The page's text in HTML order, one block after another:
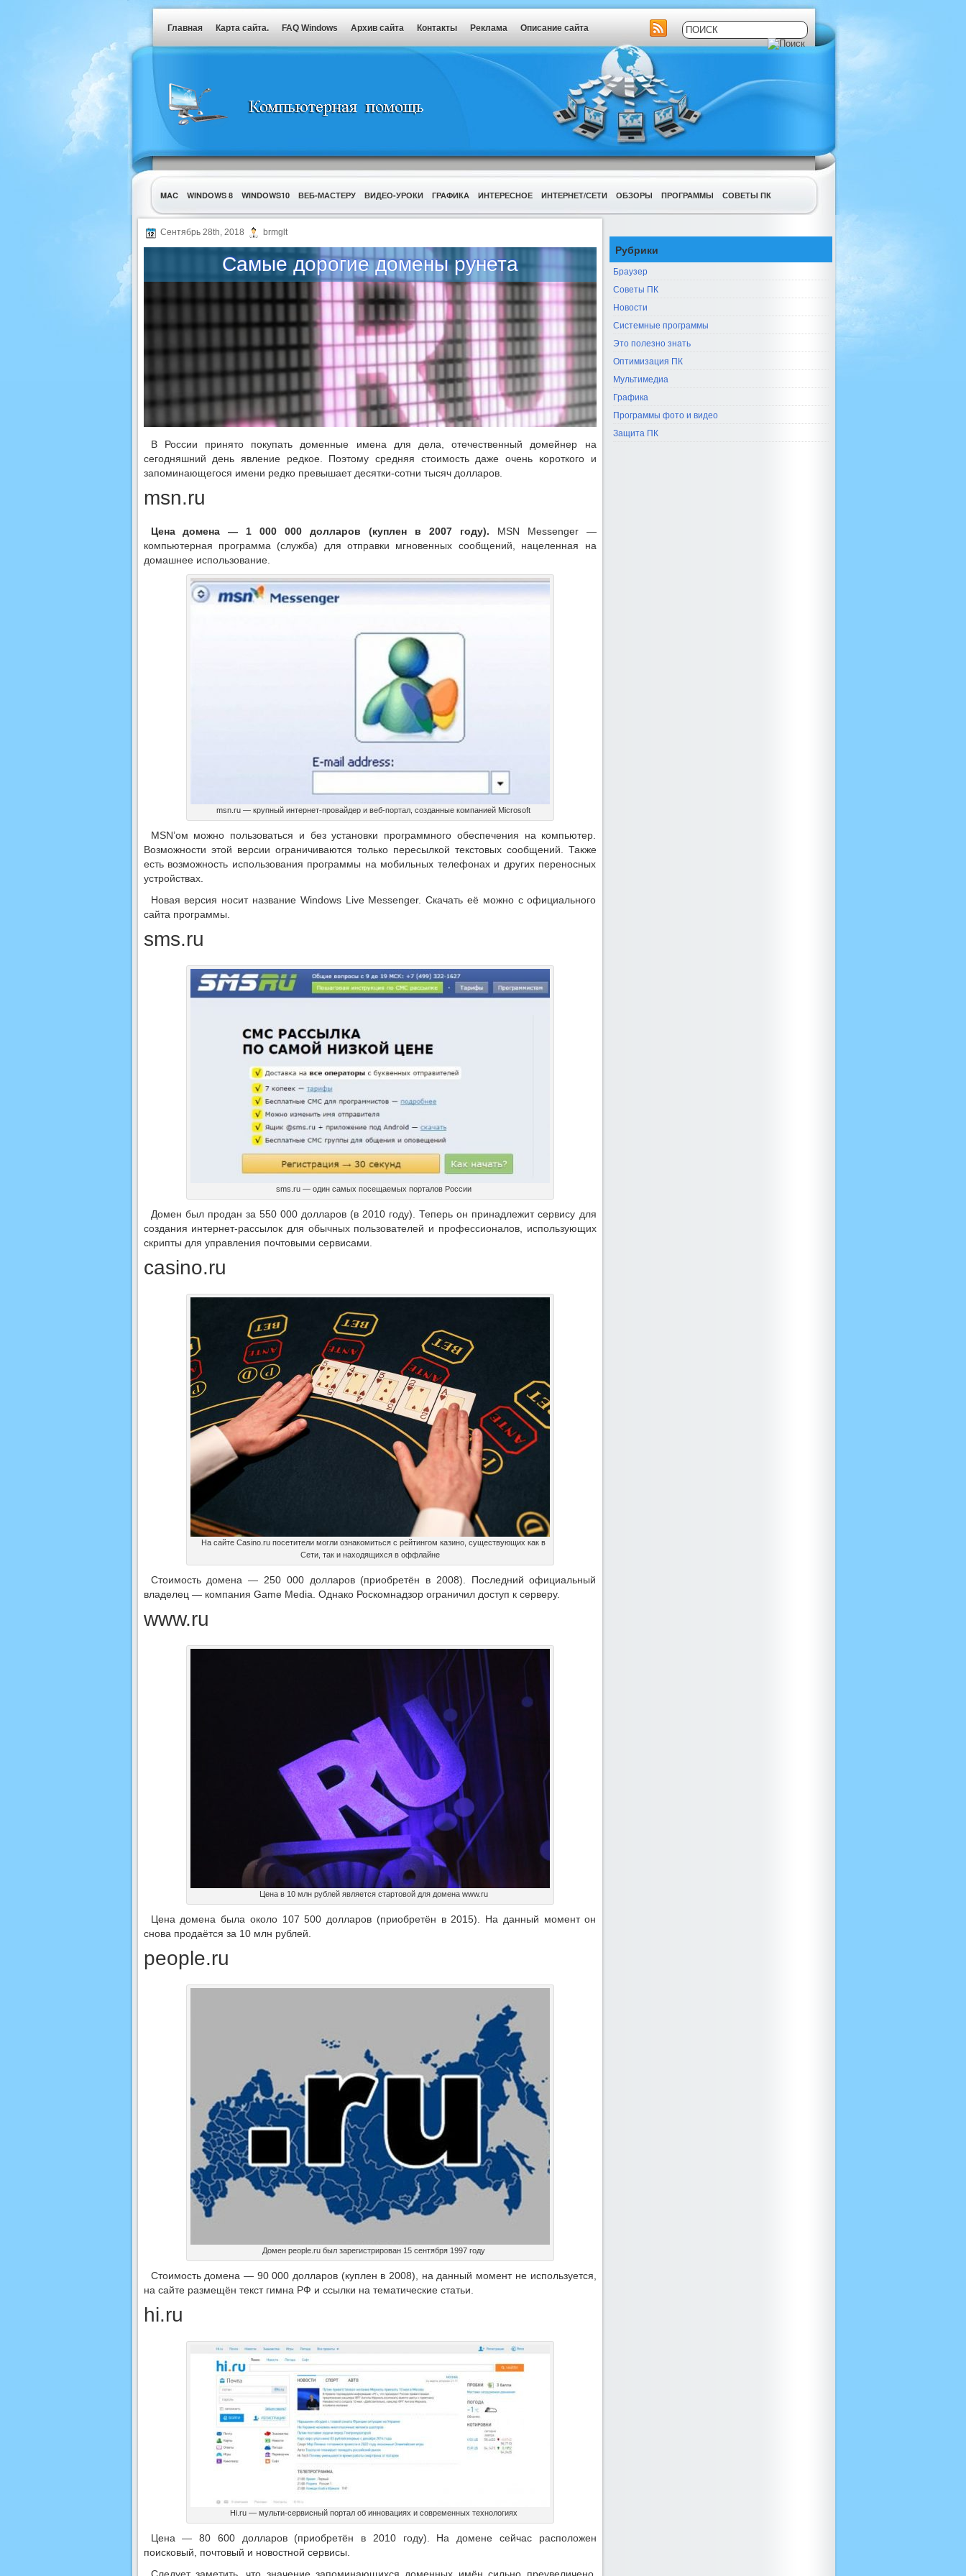
Главная Карта сайта. FAQ Windows Архив сайта Контакты Реклама Описание сайта
MAC WINDOWS 8 WINDOWS10 ВЕБ-МАСТЕРУ ВИДЕО-УРОКИ ГРАФИКА ИНТЕРЕСНОЕ ИНТЕРНЕТ/СЕТИ ОБЗОРЫ ПРОГРАММЫ СОВЕТЫ ПК
УТИЛИТЫ
Сентябрь 28th, 2018 brmglt
Самые дорогие домены рунета
В России принято покупать доменные имена для дела, отечественный домейнер на
сегодняшний день явление редкое. Поэтому средняя стоимость даже очень короткого и
запоминающегося имени редко превышает десятки-сотни тысяч долларов.
msn.ru
Цена домена — 1 000 000 долларов (куплен в 2007 году). MSN Messenger —
компьютерная программа (служба) для отправки мгновенных сообщений, нацеленная на
домашнее использование.
msn.ru — крупный интернет-провайдер и веб-портал, созданные компанией Microsoft
MSN’ом можно пользоваться и без установки программного обеспечения на компьютер.
Возможности этой версии ограничиваются только пересылкой текстовых сообщений. Также
есть возможность использования программы на мобильных телефонах и других переносных
устройствах.
Новая версия носит название Windows Live Messenger. Скачать её можно с официального
сайта программы.
sms.ru
sms.ru — один самых посещаемых порталов России
Домен был продан за 550 000 долларов (в 2010 году). Теперь он принадлежит сервису для
создания интернет-рассылок для обычных пользователей и профессионалов, использующих
скрипты для управления почтовыми сервисами.
casino.ru
На сайте Casino.ru посетители могли ознакомиться с рейтингом казино, существующих как в
Сети, так и находящихся в оффлайне
Стоимость домена — 250 000 долларов (приобретён в 2008). Последний официальный
владелец — компания Game Media. Однако Роскомнадзор ограничил доступ к серверу.
www.ru
Цена в 10 млн рублей является стартовой для домена www.ru
Цена домена была около 107 500 долларов (приобретён в 2015). На данный момент он
снова продаётся за 10 млн рублей.
people.ru
Домен people.ru был зарегистрирован 15 сентября 1997 году
Стоимость домена — 90 000 долларов (куплен в 2008), на данный момент не используется,
на сайте размещён текст гимна РФ и ссылки на тематические статьи.
hi.ru
Hi.ru — мульти-сервисный портал об инновациях и современных технологиях
Цена — 80 600 долларов (приобретён в 2010 году). На домене сейчас расположен
поисковый, почтовый и новостной сервисы.
Рубрики
Браузер
Советы ПК
Новости
Системные программы
Это полезно знать
Оптимизация ПК
Мультимедиа
Графика
Программы фото и видео
Защита ПК